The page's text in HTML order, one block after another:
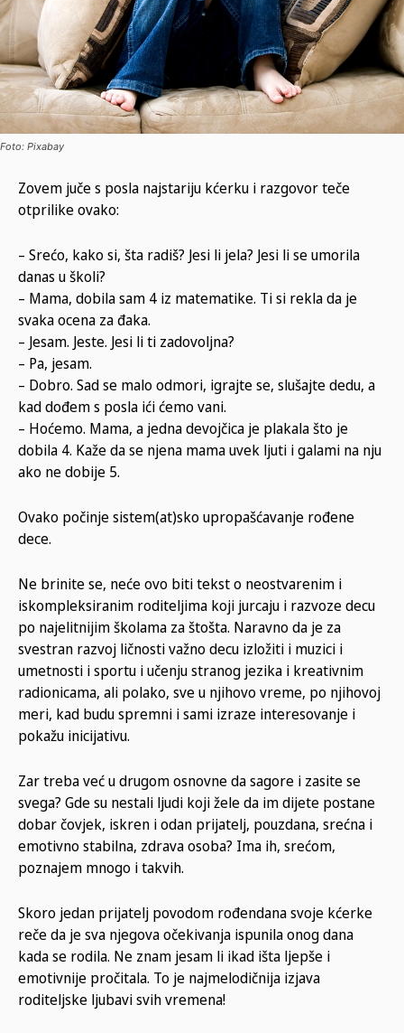
Foto: Pixabay
Zovem juče s posla najstariju kćerku i razgovor teče
otprilike ovako:
– Srećo, kako si, šta radiš? Jesi li jela? Jesi li se umorila
danas u školi?
– Mama, dobila sam 4 iz matematike. Ti si rekla da je
svaka ocena za đaka.
– Jesam. Jeste. Jesi li ti zadovoljna?
– Pa, jesam.
– Dobro. Sad se malo odmori, igrajte se, slušajte dedu, a
kad dođem s posla ići ćemo vani.
– Hoćemo. Mama, a jedna devojčica je plakala što je
dobila 4. Kaže da se njena mama uvek ljuti i galami na nju
ako ne dobije 5.
Ovako počinje sistem(at)sko upropašćavanje rođene
dece.
Ne brinite se, neće ovo biti tekst o neostvarenim i
iskompleksiranim roditeljima koji jurcaju i razvoze decu
po najelitnijim školama za štošta. Naravno da je za
svestran razvoj ličnosti važno decu izložiti i muzici i
umetnosti i sportu i učenju stranog jezika i kreativnim
radionicama, ali polako, sve u njihovo vreme, po njihovoj
meri, kad budu spremni i sami izraze interesovanje i
pokažu inicijativu.
Zar treba već u drugom osnovne da sagore i zasite se
svega? Gde su nestali ljudi koji žele da im dijete postane
dobar čovjek, iskren i odan prijatelj, pouzdana, srećna i
emotivno stabilna, zdrava osoba? Ima ih, srećom,
poznajem mnogo i takvih.
Skoro jedan prijatelj povodom rođendana svoje kćerke
reče da je sva njegova očekivanja ispunila onog dana
kada se rodila. Ne znam jesam li ikad išta ljepše i
emotivnije pročitala. To je najmelodičnija izjava
roditeljske ljubavi svih vremena!